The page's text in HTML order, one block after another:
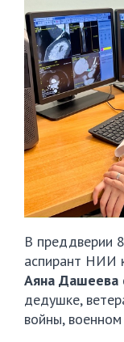
В преддверии
аспирант НИИ
Аяна Дашеева
дедушке,
войны,